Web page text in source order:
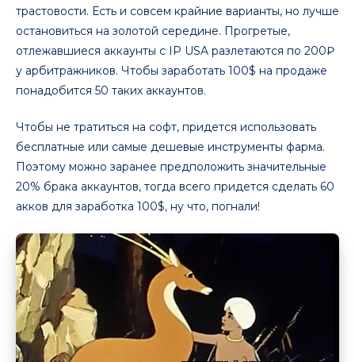
трастовости. Есть и совсем крайние варианты, но лучше
остановиться на золотой середине. Прогретые,
отлежавшиеся аккаунты с IP USA разлетаются по 200₽
у арбитражников. Чтобы заработать 100$ на продаже
понадобится 50 таких аккаунтов.
Чтобы не тратиться на софт, придется использовать
бесплатные или самые дешевые инструменты фарма.
Поэтому можно заранее предположить значительные
20% брака аккаунтов, тогда всего придется сделать 60
акков для заработка 100$, ну что, погнали!